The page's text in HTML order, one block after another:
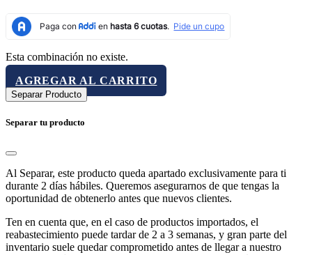
Esta combinación no existe.
AGREGAR AL CARRITO
Separar Producto
Separar tu producto
Al Separar, este producto queda apartado exclusivamente para ti
durante 2 días hábiles. Queremos asegurarnos de que tengas la
oportunidad de obtenerlo antes que nuevos clientes.
Ten en cuenta que, en el caso de productos importados, el
reabastecimiento puede tardar de 2 a 3 semanas, y gran parte del
inventario suele quedar comprometido antes de llegar a nuestro